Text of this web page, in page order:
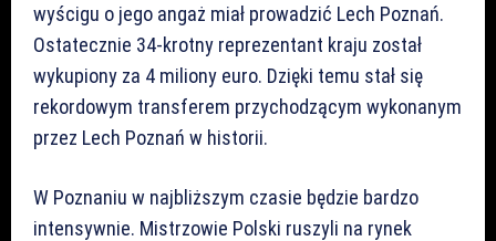
wyścigu o jego angaż miał prowadzić Lech Poznań.
Ostatecznie 34-krotny reprezentant kraju został
wykupiony za 4 miliony euro. Dzięki temu stał się
rekordowym transferem przychodzącym wykonanym
przez Lech Poznań w historii.
W Poznaniu w najbliższym czasie będzie bardzo
intensywnie. Mistrzowie Polski ruszyli na rynek